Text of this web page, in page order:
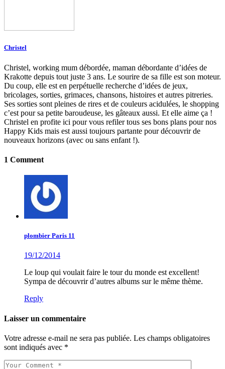
Christel
Christel, working mum débordée, maman débordante d’idées de
Krakotte depuis tout juste 3 ans. Le sourire de sa fille est son moteur.
Du coup, elle est en perpétuelle recherche d’idées de jeux,
bricolages, sorties, grimaces, chansons, histoires et autres pitreries.
Ses sorties sont pleines de rires et de couleurs acidulées, le shopping
c’est pour sa petite baroudeuse, les gâteaux aussi. Et elle aime ça !
Christel en profite ici pour vous refiler tous ses bons plans pour nos
Happy Kids mais est aussi toujours partante pour découvrir de
nouveaux horizons (avec ou sans enfant !).
1 Comment
plombier Paris 11
19/12/2014
Le loup qui voulait faire le tour du monde est excellent!
Sympa de découvrir d’autres albums sur le même thème.
Reply
Laisser un commentaire
Votre adresse e-mail ne sera pas publiée. Les champs obligatoires
sont indiqués avec *